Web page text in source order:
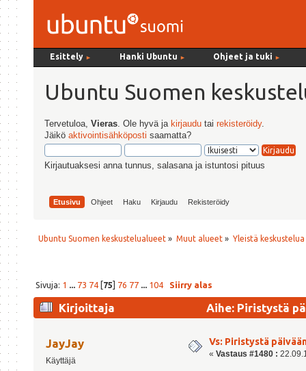
Esittely ► Hanki Ubuntu ► Ohjeet ja tuki ►
Ubuntu Suomen
Tervetuloa,Vieras . Ole hyvä ja kirjaudu tairekisteröidy.
Jäiköaktivointisähköposti saamatta?
Kirjautuaksesi anna tunnus, salasana ja istuntosi pituus
Etusivu Ohjeet Haku Kirjaudu Rekisteröidy
Ubuntu Suomen keskustelualueet » Muut alueet» Yleistä keskustelua
Sivuja: 1 ... 73 74[75] 76 77 ... 104 Siirry alas
Kirjoittaja Aihe: Piristystä
JayJay
Käyttäjä
Vs: Piristystä
« Vastaus #1480 :